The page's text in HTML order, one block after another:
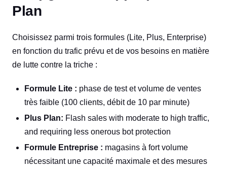
Plan
Choisissez parmi trois formules (Lite, Plus, Enterprise)
en fonction du trafic prévu et de vos besoins en matière
de lutte contre la triche :
Formule Lite : phase de test et volume de ventes
très faible (100 clients, débit de 10 par minute)
Plus Plan: Flash sales with moderate to high traffic,
and requiring less onerous bot protection
Formule Entreprise : magasins à fort volume
nécessitant une capacité maximale et des mesures